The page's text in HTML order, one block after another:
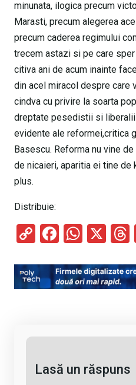
minunata, ilogica precum
Marasti, precum alegerea
precum caderea regimului
trecem astazi si pe care
citiva ani de acum inainte
din acel miracol despre care
cindva cu privire la soarta
dreptate pesedistii si
evidente ale reformei,critica
Basescu. Reforma nu vine
de nicaieri, aparitia ei tine de
plus.
Distribuie:
C
py
Li
F
ce
b
W
at
s
X
Lasă un răspuns